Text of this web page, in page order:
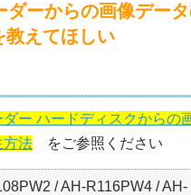
ダーからの画像デー
教えてほしい
ー ハードディスクからの
方法 をご参照ください
/ AH-R116PW4 / AH-